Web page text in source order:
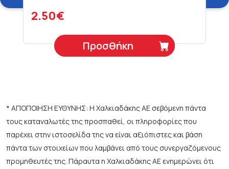
2.50€
Προσθήκη
* ΑΠΟΠΟΙΗΣΗ ΕΥΘΥΝΗΣ: Η Χαλκιαδάκης ΑΕ σεβόμενη πάντα
τους καταναλωτές της προσπαθεί, οι πληροφορίες που
παρέχει στην ιστοσελίδα της να είναι αξιόπιστες και βάση
πάντα των στοιχείων που λαμβάνει από τους συνεργαζόμενους
προμηθευτές της. Πάραυτα η Χαλκιαδάκης ΑΕ ενημερώνει ότι